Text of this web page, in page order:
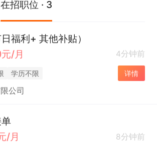
在招职位 · 3
福利+ 其他补贴）
/月
4分钟前
学历不限 详情
公司
/月
8分钟前